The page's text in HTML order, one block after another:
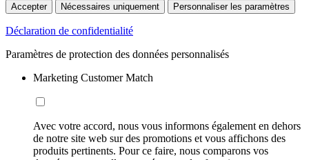
Accepter Nécessaires uniquement Personnaliser les paramètres
Déclaration de confidentialité
Paramètres de protection des données personnalisés
Marketing Customer Match
Avec votre accord, nous vous informons également en dehors
de notre site web sur des promotions et vous affichons des
produits pertinents. Pour ce faire, nous comparons vos